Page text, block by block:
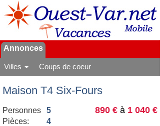
Annonces
Villes Coups de coeur
Maison T4 Six-Fours
890 € à 1 040 €
Personnes
5
Pièces:
4